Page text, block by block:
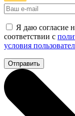
Я даю согласие
соответствии с
условия